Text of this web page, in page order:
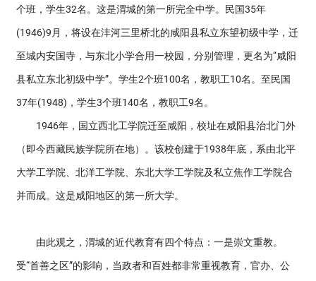
个班，学生32名。这是渭城的第一所完全中学。民国35年
(1946)9月，将设在沣河三里桥北的咸阳县私立东望初级中学，迁
至城内安国寺，与东北小学合用一校园，分别管理，更名为“咸阳
县私立东北初级中学”。学生2个班100名，教职工10名。至民国
37年(1948)，学生3个班140名，教职工9名。
1946年，国立西北工学院迁至咸阳，校址在咸阳县治北门外
（即今西藏民族学院所在地）。该校创建于1938年底，系由北平
大学工学院、北洋工学院、东北大学工学院及私立焦作工学院合
并而成。这是咸阳地区的第一所大学。
由此观之，渭城的近代教育有四个特点：一是崇文重教。
受“首善之区”的影响，当政者和百姓都非常重视教育，官办、公